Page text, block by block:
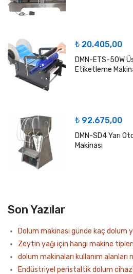
₺20.405,00
DMN-ETS-50W
Etiketleme
₺92.675,00
DMN-SD4 Yarı
Makinası
Son Yazılar
Dolum makinası günde kaç dolum
Zeytin yağı için hangi makine tipleri
dolum makinaları kullanım alanları
Endüstriyel peristaltik dolum